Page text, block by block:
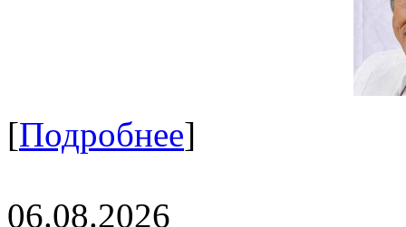
[Подробнее]
06.08.2026